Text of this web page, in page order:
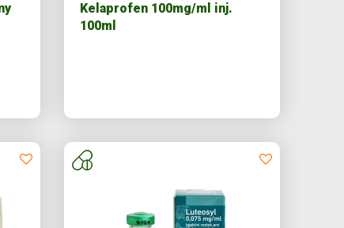
Kelaprofen 100mg/ml inj.
100ml